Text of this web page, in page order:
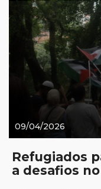
09/04/2026
Refugiados
a desafios no